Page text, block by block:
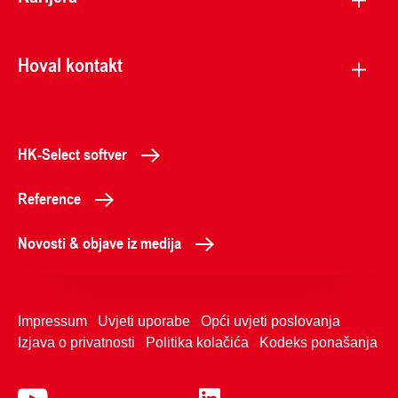
Hoval kontakt
HK-Select softver
Reference
Novosti & objave iz medija
Impressum Uvjeti uporabe
Opći uvjeti poslovanja
Izjava o privatnosti
Politika kolačića Kodeks ponašanja